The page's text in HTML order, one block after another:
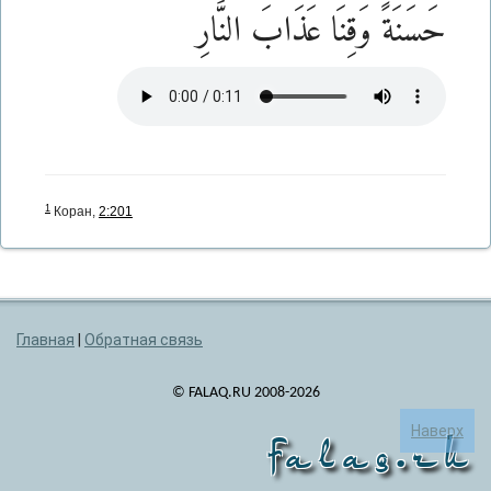
حَسَنَةً وَقِنَا عَذَابَ النَّارِ
1 Коран, 2:201
Наверх
Главная Обратная связь
© FALAQ.RU 2008-2026
falaq.ru